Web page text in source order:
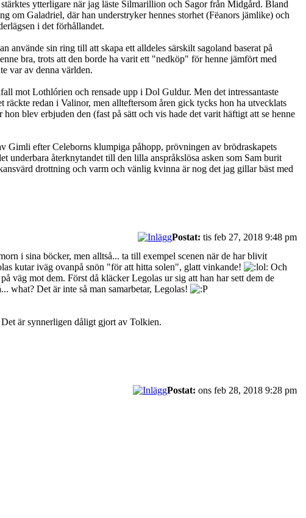
ytterligare när jag läste Silmarillion och Sagor från Midgård. Bland
Galadriel, där han understryker hennes storhet (Fëanors jämlike) och
i det förhållandet.
använde sin ring till att skapa ett alldeles särskilt sagoland baserat på
bra, trots att den borde ha varit ett "nedköp" för henne jämfört med
var av denna världen.
mot Lothlórien och rensade upp i Dol Guldur. Men det intressantaste
redan i Valinor, men allteftersom åren gick tycks hon ha utvecklats
blev erbjuden den (fast på sätt och vis hade det varit häftigt att se henne
Gimli efter Celeborns klumpiga påhopp, prövningen av brödraskapets
underbara återknytandet till den lilla anspråkslösa asken som Sam burit
drottning och varm och vänlig kvinna är nog det jag gillar bäst med
Postat: tis feb 27, 2018 9:48 pm
i sina böcker, men alltså... ta till exempel scenen när de har blivit
kutar iväg ovanpå snön "för att hitta solen", glatt vinkande!
Och
väg mot dem. Först då kläcker Legolas ur sig att han har sett dem de
what? Det är inte så man samarbetar, Legolas!
är synnerligen dåligt gjort av Tolkien.
Postat: ons feb 28, 2018 9:28 pm